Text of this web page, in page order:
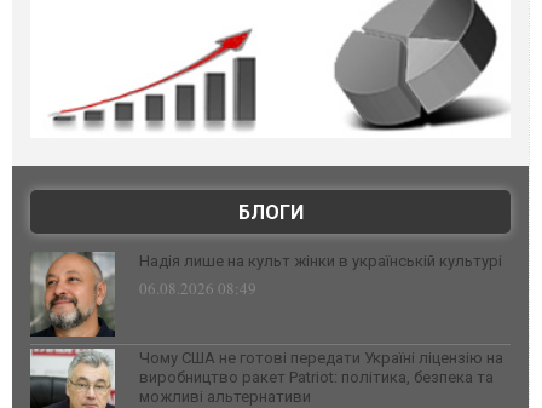
БЛОГИ
Надія лише на культ жінки в українській культурі
06.08.2026 08:49
Чому США не готові передати Україні ліцензію на
виробництво ракет Patriot: політика, безпека та
можливі альтернативи